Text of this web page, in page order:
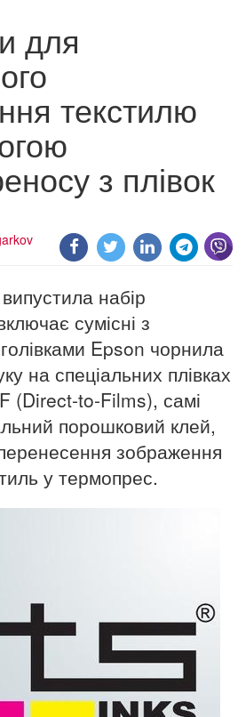
для
текстилю
з плівок
набір
сумісні з
Epson чорнила
на спеціальних плівках
(Direct-to-Films), самі
порошковий клей,
зображення
у термопрес.